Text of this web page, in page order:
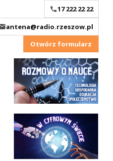
17 222 22 22
antena@radio.rzeszow.pl
Otwórz formularz